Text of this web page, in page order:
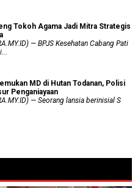
Tokoh Agama Jadi Mitra Strategis
— BPJS Kesehatan Cabang Pati
MD di Hutan Todanan, Polisi
Penganiayaan
— Seorang lansia berinisial S